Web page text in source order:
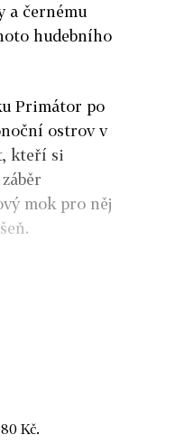
a černému
hudebního
Primátor po
ostrov v
kteří si
mok pro něj
Kč.